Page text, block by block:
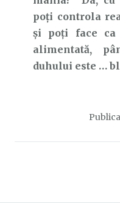
poți controla
și poți face
alimentată,
duhului este …